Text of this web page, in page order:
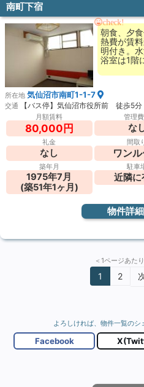
南町下宿
check!
朝食、夕
熱費が賃
明付き。
浴室は1階
所在地 気仙沼市南町1-1-7
交通 【バス停】気仙沼市役所前 徒歩5分
月額賃料
80,000円
管理
な
礼金
なし
間取
ワン
築年月
1975年7月
(築51年1ヶ月)
駐車
近隣に
物件詳
＜1ページあた
1 2
よろしければ、物件一覧のシ
Facebook